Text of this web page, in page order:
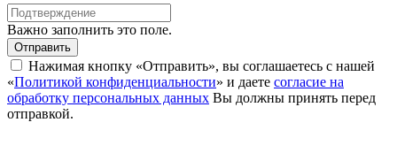
Важно заполнить это поле.
Отправить
Нажимая кнопку «Отправить», вы соглашаетесь с нашей
«Политикой конфиденциальности» и даете согласие на
обработку персональных данных Вы должны принять перед
отправкой.